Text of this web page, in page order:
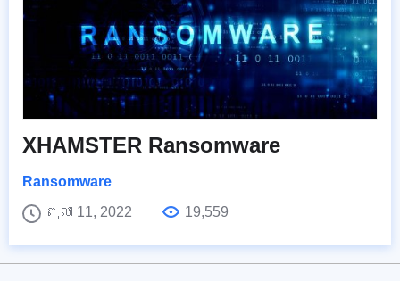
XHAMSTER Ransomware
Ransomware
តុលា 11, 2022
19,559